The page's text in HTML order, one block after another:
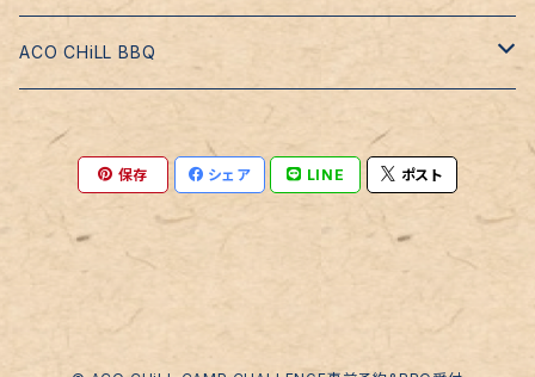
アコチル・フットボール・アカデミー
ACO CHiLL BBQ
ACO CHiLL BBQセット
保存 シェア LINE ポスト